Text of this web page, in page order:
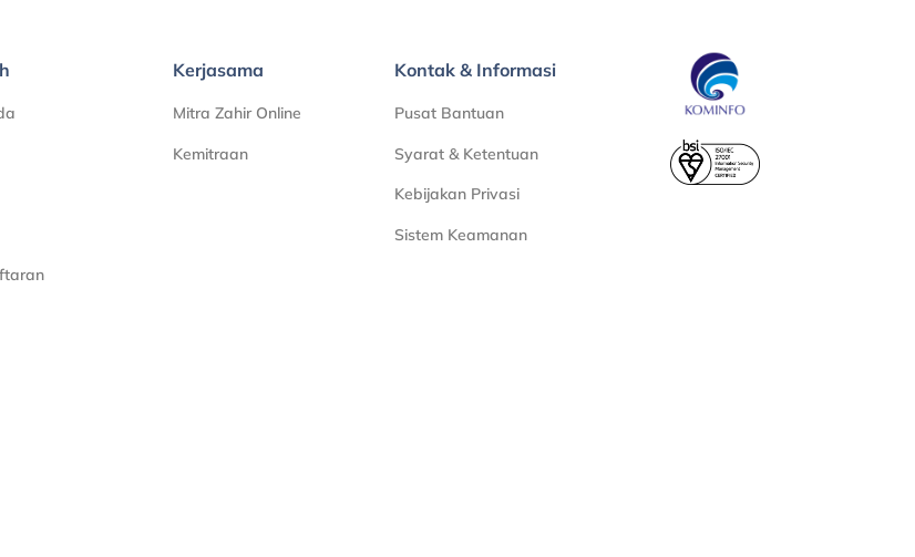
Kerjasama
Mitra Zahir Online
Kemitraan
Kontak & Informasi
Pusat Bantuan
Syarat & Ketentuan
Kebijakan Privasi
Sistem Keamanan